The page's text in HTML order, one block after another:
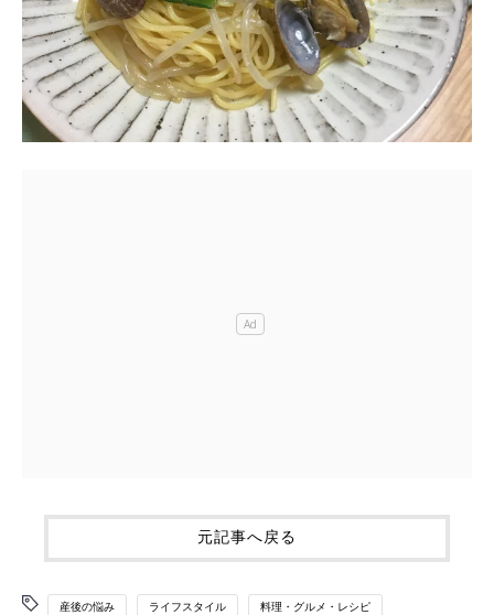
元記事へ戻る
産後の悩み ライフスタイル 料理・グルメ・レシピ